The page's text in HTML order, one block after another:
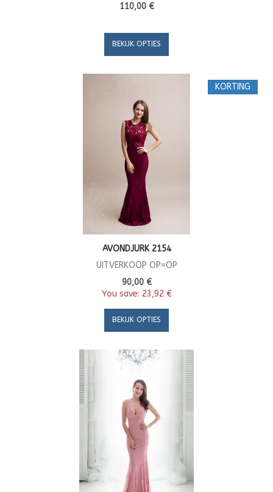
110,00 €
BEKIJK OPTIES
KORTING
AVONDJURK 2154
UITVERKOOP OP=OP
90,00 €
You save: 23,92 €
BEKIJK OPTIES